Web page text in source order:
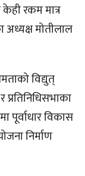
रकम मात्र
अध्यक्ष मोतीलाल
विद्युत्
प्रतिनिधिसभाका
पूर्वाधार विकास
निर्माण